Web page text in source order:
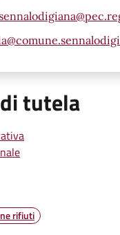
tutela
rifiuti